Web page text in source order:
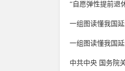
“自愿弹性提前退
一组图读懂我国
一组图读懂我国
中共中央 国务院